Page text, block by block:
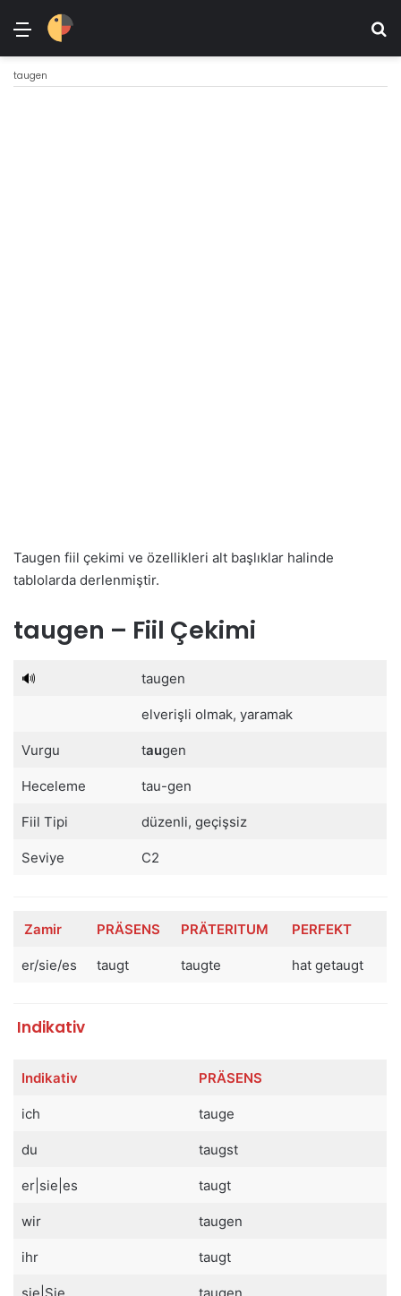
Menü
taugen
Taugen fiil çekimi ve özellikleri alt başlıklar halinde
tablolarda derlenmiştir.
taugen – Fiil Çekimi
🔊 taugen
elverişli olmak, yaramak
Vurgu taugen
Heceleme tau-gen
Fiil Tipi düzenli, geçişsiz
Seviye C2
Zamir PRÄSENS PRÄTERITUM PERFEKT
er/sie/es taugt taugte hat getaugt
Indikativ
Indikativ PRÄSENS
ich tauge
du taugst
er|sie|es taugt
wir taugen
ihr taugt
sie|Sie taugen